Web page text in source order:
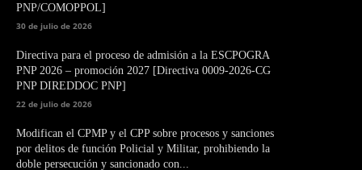
PNP/COMOPPOL]
30 de julio de 2026
Directiva para el proceso de admisión a la ESCPOGRA
PNP 2026 – promoción 2027 [Directiva 0009-2026-CG
PNP DIREDDOC PNP]
22 de julio de 2026
Modifican el CPMP y el CPP sobre procesos y sanciones
por delitos de función Policial y Militar, prohibiendo la
doble persecución y sancionado con...